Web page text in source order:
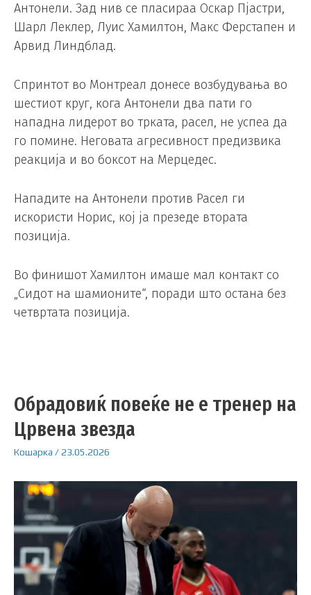
Антонели. Зад нив се пласираа Оскар Пјастри,
Шарл Леклер, Луис Хамилтон, Макс Ферстапен и
Арвид Линдблад.
Спринтот во Монтреал донесе возбудувања во
шестиот круг, кога Антонели два пати го
нападна лидерот во трката, расел, не успеа да
го помине. Неговата агресивност предизвика
реакција и во боксот на Мерцедес.
Нападите на Антонели против Расел ги
искористи Норис, кој ја презеде втората
позиција.
Во финишот Хамилтон имаше мал контакт со
„Сидот на шамионите“, поради што остана без
четвртата позиција.
Обрадовиќ повеќе не е тренер на
Црвена звезда
Кошарка /23.05.2026